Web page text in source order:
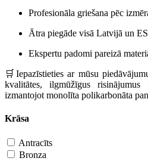
Profesionāla griešana pēc
Ātra piegāde visā Latvijā un ES
Ekspertu padomi pareizā
🛒Iepazīstieties ar mūsu
kvalitātes, ilgmūžīgus risinājumus
izmantojot monolīta polikarbonāta
Krāsa
Antracīts
Bronza